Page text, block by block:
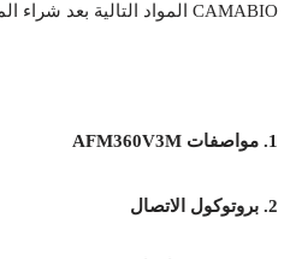
CAMABIO المواد التالية بعد شراء المنتج
1. مواصفات AFM360V3M
2. بروتوكول الاتصال